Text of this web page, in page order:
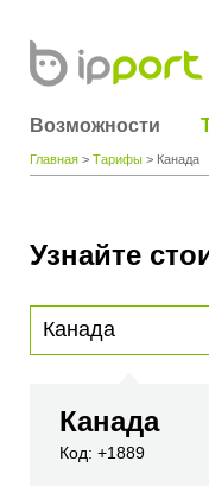
Возможности
Главная > Тарифы > Канада
Узнайте
Канада
Код: +1889